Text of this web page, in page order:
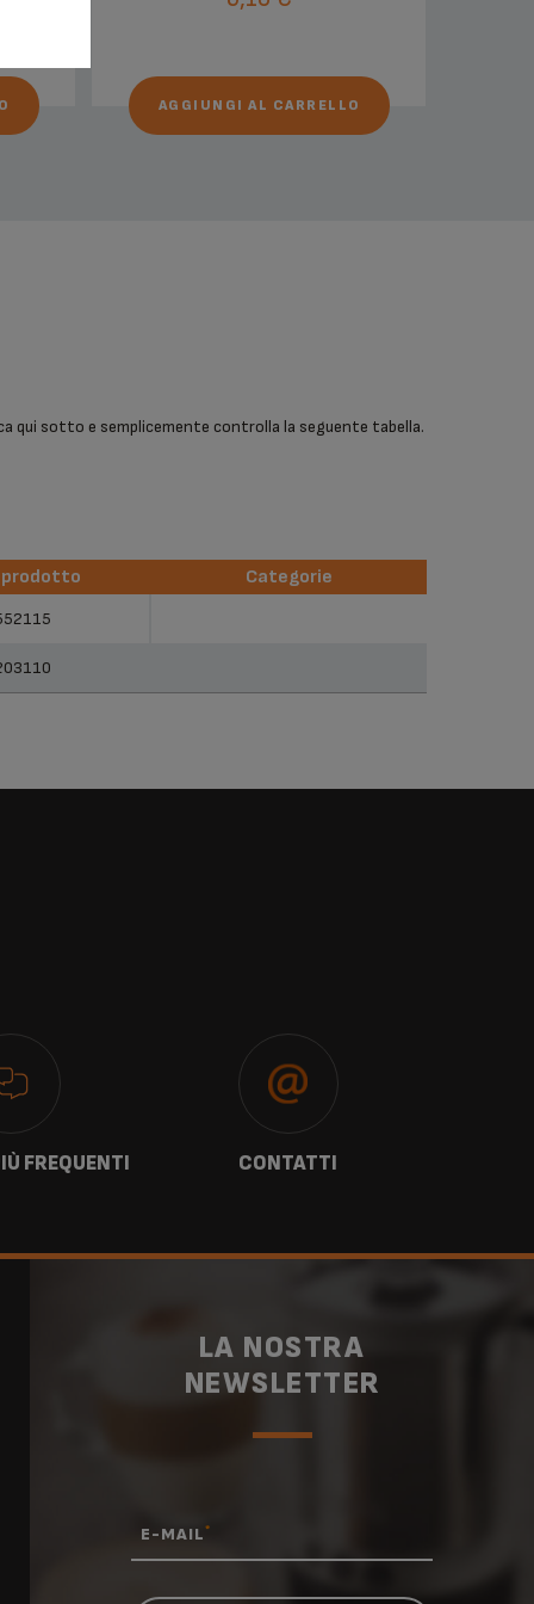
AGGIUNGI AL CARRELLO
qui sotto e semplicemente controlla la seguente tabella.
prodotto
Categorie
FREQUENTI CONTATTI
LA NOSTRA
NEWSLETTER
E-MAIL*